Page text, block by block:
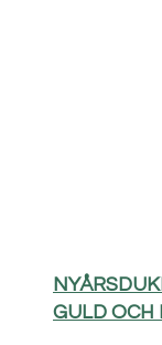
GULD OCH